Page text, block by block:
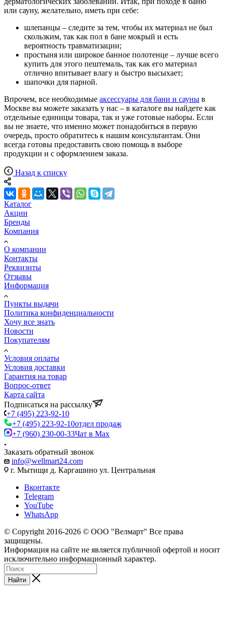
или сауну, желательно, иметь при себе:
шлепанцы – следите за тем, чтобы их материал не был
скользким, так как пол в бане мокрый и есть
вероятность травматизации;
простыня или широкое банное полотенце – лучше всего
купить для этого пештемаль, так как его материал
отлично впитывает влагу и быстро высыхает;
шапочки для парной.
Впрочем, все необходимые аксессуары для бани и сауны в
Москве вы можете заказать у нас – в каталоге вы найдете как
отдельные единицы товара, так и уже готовые наборы. Если
вы не знаете, что именно может понадобиться в первую
очередь, просто обратитесь к нашим консультантам. Они
всегда готовы предоставить свою помощь в выборе
продукции и с оформлением заказа.
Назад к списку
Каталог
Акции
Бренды
Компания
О компании
Контакты
Реквизиты
Отзывы
Информация
Пункты выдачи
Политика конфиденциальности
Хочу все знать
Новости
Покупателям
Условия оплаты
Условия доставки
Гарантия на товар
Вопрос-ответ
Карта сайта
Подписаться на рассылку
+7 (495) 223-92-10
+7 (495) 223-92-10отдел продаж
+7 (960) 230-00-33Чат в Max
Заказать обратный звонок
info@wellmart24.com
г. Мытищи д. Каргашино ул. Центральная
Вконтакте
Telegram
YouTube
WhatsApp
© Сopyright 2016-2026 © ООО "Велмарт" Все права
защищены.
Информация на сайте не является публичной офертой и носит
исключительно информационный характер.
Найти